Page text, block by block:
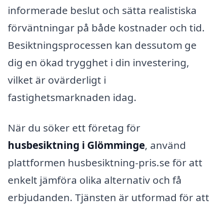
informerade beslut och sätta realistiska
förväntningar på både kostnader och tid.
Besiktningsprocessen kan dessutom ge
dig en ökad trygghet i din investering,
vilket är ovärderligt i
fastighetsmarknaden idag.
När du söker ett företag för
husbesiktning i Glömminge, använd
plattformen husbesiktning-pris.se för att
enkelt jämföra olika alternativ och få
erbjudanden. Tjänsten är utformad för att